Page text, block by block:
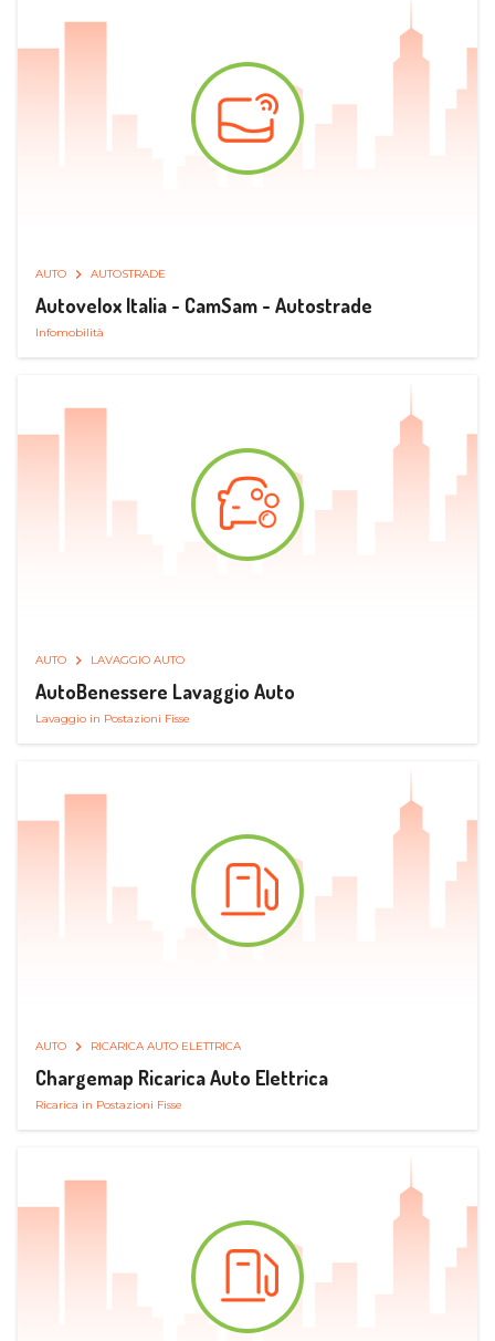
AUTO AUTOSTRADE
Autovelox Italia - CamSam - Autostrade
Infomobilità
AUTO LAVAGGIO AUTO
AutoBenessere Lavaggio Auto
Lavaggio in Postazioni Fisse
AUTO RICARICA AUTO ELETTRICA
Chargemap Ricarica Auto Elettrica
Ricarica in Postazioni Fisse